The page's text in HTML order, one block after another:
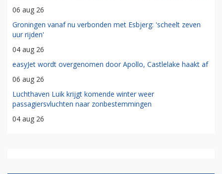
06 aug 26
Groningen vanaf nu verbonden met Esbjerg: 'scheelt zeven
uur rijden'
04 aug 26
easyJet wordt overgenomen door Apollo, Castlelake haakt af
06 aug 26
Luchthaven Luik krijgt komende winter weer
passagiersvluchten naar zonbestemmingen
04 aug 26